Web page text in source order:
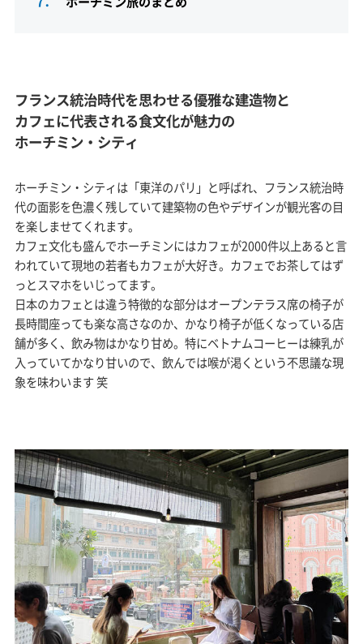
フランス統治時代を思わせる優雅な建造物と
カフェに代表される食文化が魅力の
ホーチミン・シティ
ホーチミン・シティは「東洋のパリ」と呼ばれ、フランス統治時
代の面影を色濃く残していて建築物の色やデザインが観光客の目
を楽しませてくれます。
カフェ文化も盛んでホーチミンにはカフェが2000件以上あると言
われていて現地の若者もカフェが大好き。カフェでお茶してはず
っとスマホをいじってます。
日本のカフェとは違う特徴的な部分はオープンテラス席の椅子が
長時間座っても楽な高さなのか、かなり椅子が低くなっている店
舗が多く、飲み物はかなり甘め。特にベトナムコーヒーは練乳が
入っていてかなり甘いので、飲んでは喉が渇くという不思議な現
象を味わいます 笑